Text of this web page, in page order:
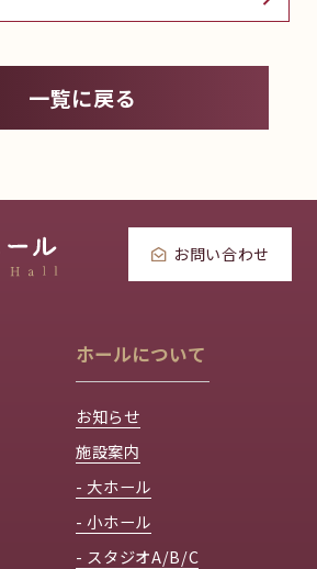
一覧に戻る
お問い合わせ
ホールについて
お知らせ
施設案内
- 大ホール
- 小ホール
- スタジオA/B/C